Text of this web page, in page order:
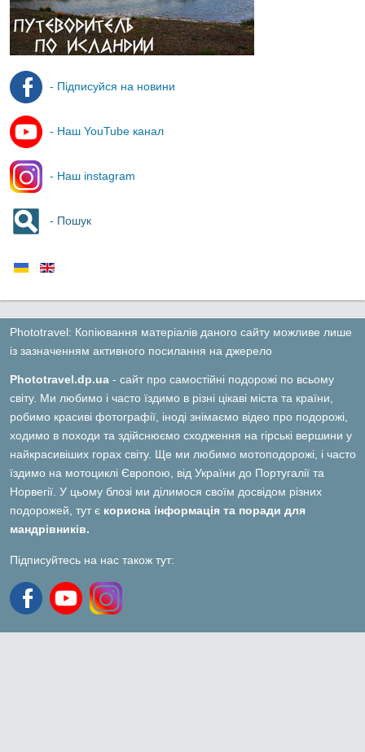
- Підписуйся на новини
- Наш YouTube канал
- Наш instagram
- Пошук
Phototravel: Копіювання матеріалів даного сайту можливе лише
із зазначенням активного посилання на джерело
Phototravel.dp.ua - сайт про самостійні подорожі по всьому
світу. Ми любимо і часто їздимо в різні цікаві міста та країни,
робимо красиві фотографії, іноді знімаємо відео про подорожі,
ходимо в походи та здійснюємо сходження на гірські вершини у
найкрасивіших горах світу. Ще ми любимо мотоподорожі, і часто
їздимо на мотоциклі Європою, від України до Португалії та
Норвегії. У цьому блозі ми ділимося своїм досвідом різних
подорожей, тут є корисна інформація та поради для
мандрівників.
Підписуйтесь на нас також тут: